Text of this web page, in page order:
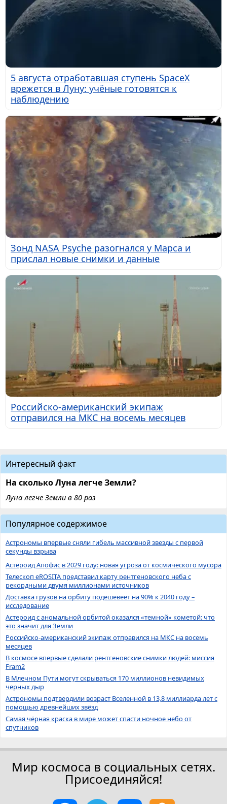
5 августа отработавшая ступень SpaceX
врежется в Луну: учёные готовятся к
наблюдению
Зонд NASA Psyche разогнался у Марса и
прислал новые снимки и данные
Российско-американский экипаж
отправился на МКС на восемь месяцев
Интересный факт
На сколько Луна легче Земли?
Луна легче Земли в 80 раз
Популярное содержимое
Астрономы впервые сняли гибель массивной звезды с первой
секунды взрыва
Астероид Апофис в 2029 году: новая угроза от космического мусора
Телескоп eROSITA представил карту рентгеновского неба с
рекордными двумя миллионами источников
Доставка грузов на орбиту подешевеет на 90% к 2040 году –
исследование
Астероид с аномальной орбитой оказался «темной» кометой: что
это значит для Земли
Российско-американский экипаж отправился на МКС на восемь
месяцев
В космосе впервые сделали рентгеновские снимки людей: миссия
Fram2
В Млечном Пути могут скрываться 170 миллионов невидимых
черных дыр
Астрономы подтвердили возраст Вселенной в 13,8 миллиарда лет с
помощью древнейших звёзд
Самая чёрная краска в мире может спасти ночное небо от
спутников
Мир космоса в социальных сетях.
Присоединяйся!